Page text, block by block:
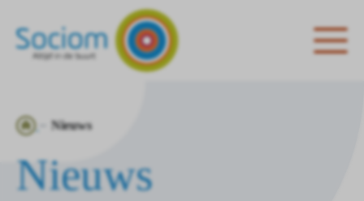
Ga
de
homepagina
Nieuws
Nieuws